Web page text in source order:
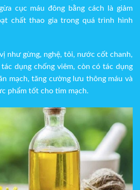
cục máu đông bằng cách là giảm
chất thao gia trong quá trình hình
như gừng, nghệ, tỏi, nước cốt chanh,
dụng chống viêm, còn có tác dụng
mạch, tăng cường lưu thông máu và
phẩm tốt cho tim mạch.